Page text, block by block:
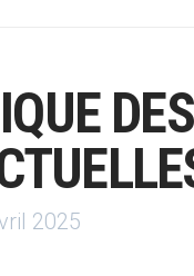
2025